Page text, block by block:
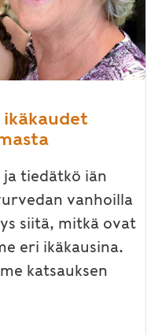
tiedätkö iän
vanhoilla
siitä, mitkä ovat
eri ikäkausina.
katsauksen